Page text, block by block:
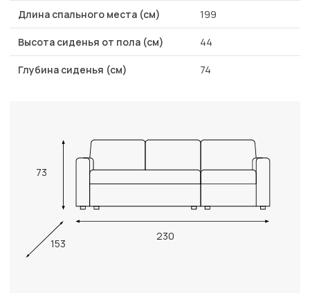
Длина спального места (см) 199
Высота сиденья от пола (см) 44
Глубина сиденья (см) 74
73
230
153